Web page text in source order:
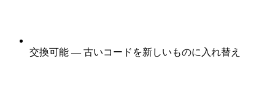
交換可能 — 古いコードを新しいものに入れ替え